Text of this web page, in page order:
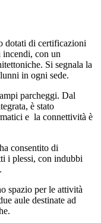
dotati di certificazioni
con un
Si segnala la
in ogni sede.
parcheggi. Dal
è stato
e la connettività è
consentito di
i plessi, con indubbi
spazio per le attività
aule destinate ad